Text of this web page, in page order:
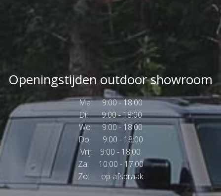
Openingstijden outdoor showroom
Ma: 9:00 - 18:00
Di: 9:00 - 18:00
Wo: 9:00 - 18:00
Do: 9:00 - 18:00
Vrij: 9:00 - 18:00
Za: 10:00 - 17:00
Zo: op afspraak